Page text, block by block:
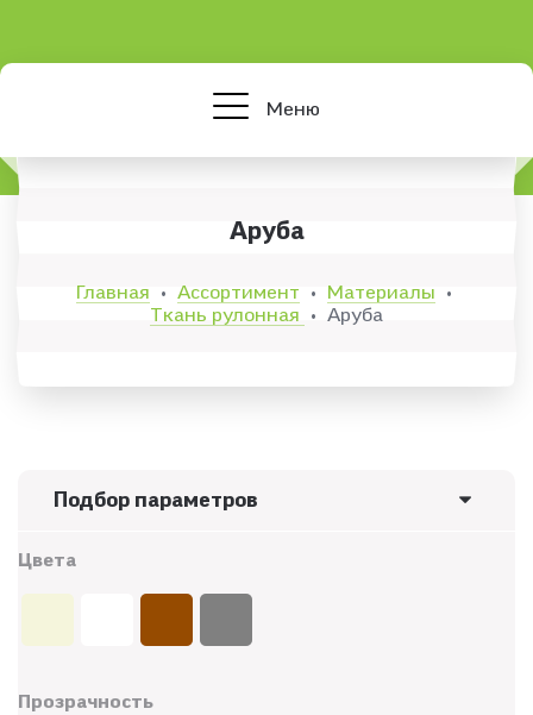
Меню
Аруба
Главная • Ассортимент • Материалы •
Ткань рулонная • Аруба
Подбор параметров
Цвета
Прозрачность